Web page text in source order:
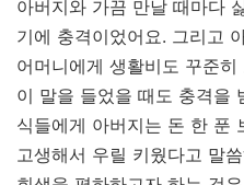
아버지와 가끔 만날 때마다
기에 충격이었어요. 그리고
어머니에게 생활비도 꾸준
이 말을 들었을 때도 충격을
식들에게 아버지는 돈 한 푼
고생해서 우릴 키웠다고 말